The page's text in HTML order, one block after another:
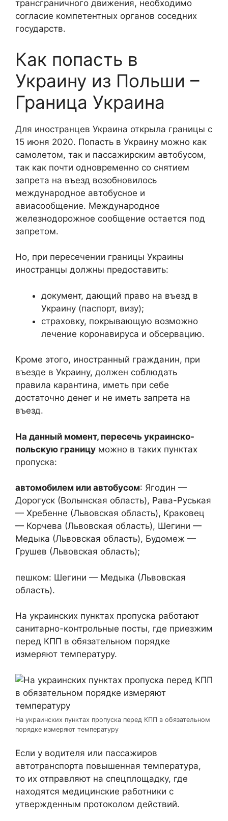
трансграничного движения, необходимо
согласие компетентных органов соседних
государств.
Как попасть в
Украину из Польши –
Граница Украина
Для иностранцев Украина открыла границы с
15 июня 2020. Попасть в Украину можно как
самолетом, так и пассажирским автобусом,
так как почти одновременно со снятием
запрета на въезд возобновилось
международное автобусное и
авиасообщение. Международное
железнодорожное сообщение остается под
запретом.
Но, при пересечении границы Украины
иностранцы должны предоставить:
документ, дающий право на въезд в
Украину (паспорт, визу);
страховку, покрывающую возможно
лечение коронавируса и обсервацию.
Кроме этого, иностранный гражданин, при
въезде в Украину, должен соблюдать
правила карантина, иметь при себе
достаточно денег и не иметь запрета на
въезд.
На данный момент, пересечь украинско-
польскую границу можно в таких пунктах
пропуска:
автомобилем или автобусом: Ягодин —
Дорогуск (Волынская область), Рава-Руськая
— Хребенне (Львовская область), Краковец
— Корчева (Львовская область), Шегини —
Медыка (Львовская область), Будомеж —
Грушев (Львовская область);
пешком: Шегини — Медыка (Львовская
область).
На украинских пунктах пропуска работают
санитарно-контрольные посты, где приезжим
перед КПП в обязательном порядке
измеряют температуру.
На украинских пунктах пропуска перед КПП в обязательном
порядке измеряют температуру
Если у водителя или пассажиров
автотранспорта повышенная температура,
то их отправляют на спецплощадку, где
находятся медицинские работники с
утвержденным протоколом действий.